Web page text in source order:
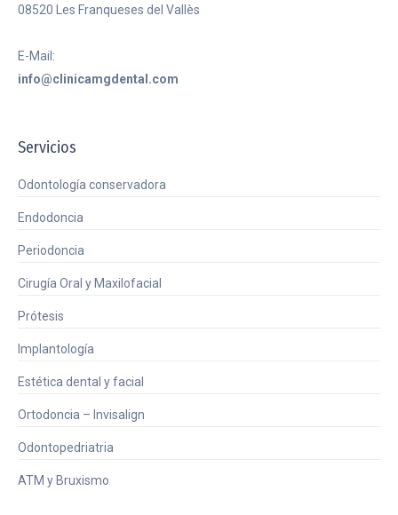
08520 Les Franqueses del Vallès
E-Mail:
info@clinicamgdental.com
Servicios
Odontología conservadora
Endodoncia
Periodoncia
Cirugía Oral y Maxilofacial
Prótesis
Implantología
Estética dental y facial
Ortodoncia – Invisalign
Odontopedriatria
ATM y Bruxismo